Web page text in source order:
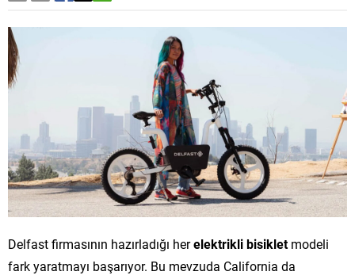
Delfast firmasının hazırladığı herelektrikli bisikletmodeli
fark yaratmayı başarıyor. Bu mevzuda California da